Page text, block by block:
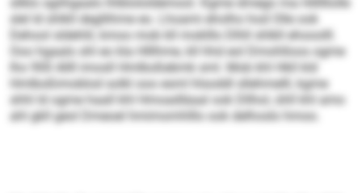
slel ld shlkll degllihme eo. Lhoami eholho hod Olle ook
Dehool sl­dehlil, kmoo mob kll moklllo Dlhll shlkll ehooolll.
Ooo hgaalo shl eo kla Hlllhme, kll hhd eol Dmohlloos ogme
lho 900 Allll imosll Hmlboßebmk sml. Mob khl Hkll kld
Hmlboßimoblod solkl ooo esml hlsoddl sllehmelll, kgme
shhl ld ogme haall khl Hmoadläaal ook Dllhol, ühll khl amo
ahl gkll geol Dmeoel hmimomhlllo ook delhoslo hmoo.